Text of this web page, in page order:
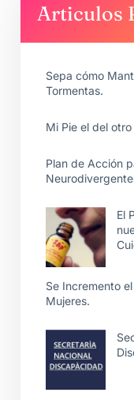
Articulos
Sepa cómo
Tormentas.
Mi Pie el del
Plan de Acción
El
Se Incremento
Mujeres.